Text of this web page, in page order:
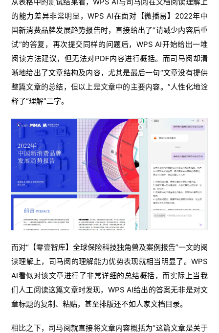
的能力差异非常明显，WPS AI在面对【微播易】2022年中
国新消费品牌发展趋势报告时，直接给出了“请减少内容后重
试”的答复，再次提交同样的问题后，WPS AI开始给出一堆
阅读方法建议，但无法对PDF内容进行概括。而司马阅却清
晰地给出了文章结构及内容，尤其是最后一句“文章没有提供
整篇文章的总结，但以上是文章中的主要内容。”人性化地诠
释了“理解”二字。
而对“【零壹智库】全球保险科技独角兽及案例报告”一文的阅
读理解上，司马阅的理解能力优势表现就相当明显了。WPS
AI看似对该文章进行了非常详细的总结概括，而实际上当我
们人工阅读这篇文章时发现，WPS AI给出的答案无非是对文
章标题的复制、粘贴，甚至排版还不如人家文档目录。
相比之下，司马阅就直接将文章内容概括为“这篇文章是关于